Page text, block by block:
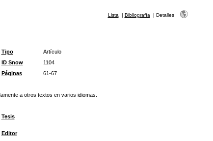
Lista | Bibliografía | Detalles
Tipo
Artículo
ID Snow
1104
Páginas
61-67
a otros textos en varios idiomas.
Tesis
Editor